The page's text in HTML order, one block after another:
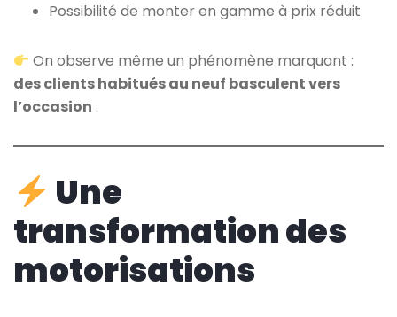
Possibilité de monter en gamme à prix réduit
On observe même un phénomène marquant :
des clients habitués au neuf basculent vers
l’occasion .
Une
transformation des
motorisations